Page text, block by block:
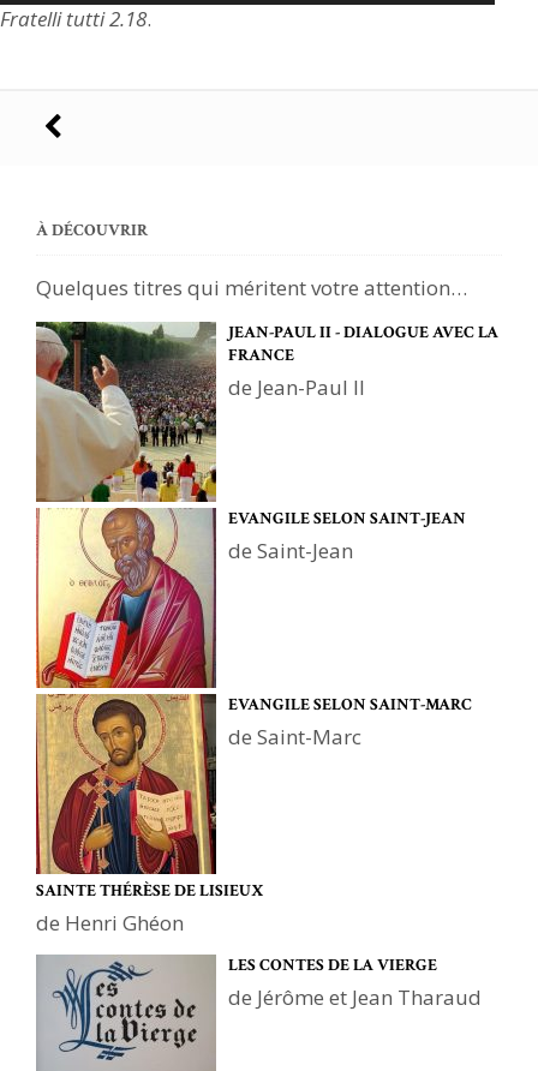
Fratelli tutti 2.18.
Navigation
articles
À DÉCOUVRIR
Quelques titres qui méritent votre attention…
JEAN-PAUL II - DIALOGUE AVEC LA
FRANCE
de Jean-Paul II
EVANGILE SELON SAINT-JEAN
de Saint-Jean
EVANGILE SELON SAINT-MARC
de Saint-Marc
SAINTE THÉRÈSE DE LISIEUX
de Henri Ghéon
LES CONTES DE LA VIERGE
de Jérôme et Jean Tharaud